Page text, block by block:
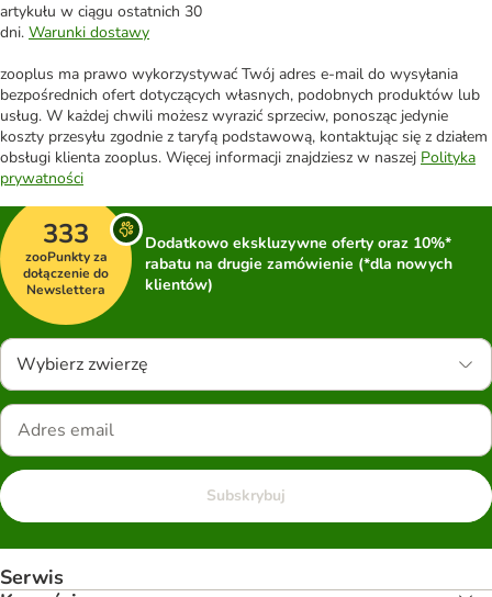
artykułu w ciągu ostatnich 30
dni. Warunki dostawy
zooplus ma prawo wykorzystywać Twój adres e-mail do wysyłania
bezpośrednich ofert dotyczących własnych, podobnych produktów lub
usług. W każdej chwili możesz wyrazić sprzeciw, ponosząc jedynie
koszty przesyłu zgodnie z taryfą podstawową, kontaktując się z działem
obsługi klienta zooplus. Więcej informacji znajdziesz w naszej Polityka
prywatności
333
zooPunkty za
dołączenie do
Newslettera
Dodatkowo ekskluzywne oferty oraz 10%*
rabatu na drugie zamówienie (*dla nowych
klientów)
Wybierz zwierzę
Subskrybuj
Serwis